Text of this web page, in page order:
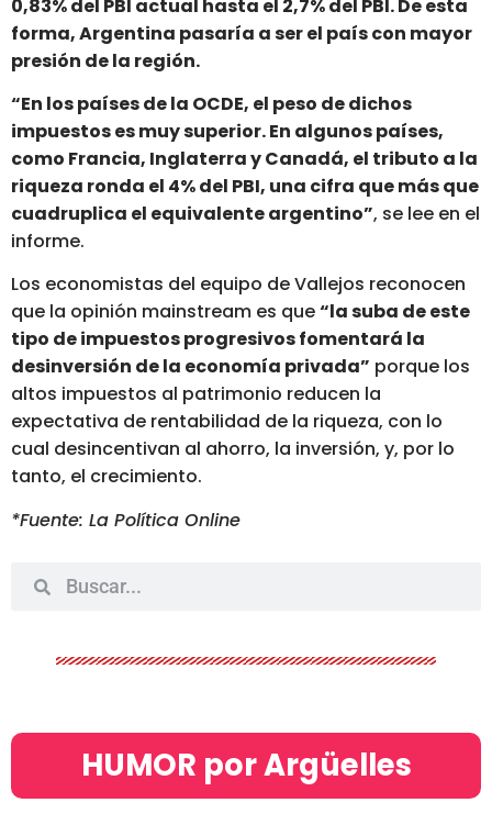
0,83% del PBI actual hasta el 2,7% del PBI. De esta
forma, Argentina pasaría a ser el país con mayor
presión de la región.
“En los países de la OCDE, el peso de dichos
impuestos es muy superior. En algunos países,
como Francia, Inglaterra y Canadá, el tributo a la
riqueza ronda el 4% del PBI, una cifra que más que
cuadruplica el equivalente argentino”, se lee en el
informe.
Los economistas del equipo de Vallejos reconocen
que la opinión mainstream es que“la suba de este
tipo de impuestos progresivos fomentará la
desinversión de la economía privada” porque los
altos impuestos al patrimonio reducen la
expectativa de rentabilidad de la riqueza, con lo
cual desincentivan al ahorro, la inversión, y, por lo
tanto, el crecimiento.
*Fuente: La Política Online
HUMOR por Argüelles​